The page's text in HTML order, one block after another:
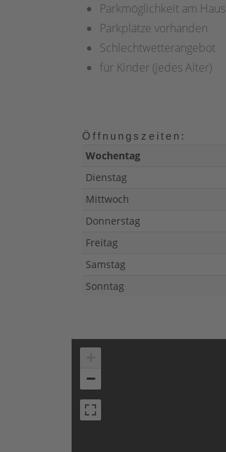
Parkmöglichkeit am Haus
Parkplätze vorhanden
Schlechtwetterangebot
für Kinder (jedes Alter)
Öffnungszeiten:
Wochentag
Dienstag
Mittwoch
Donnerstag
Freitag
Samstag
Sonntag
−